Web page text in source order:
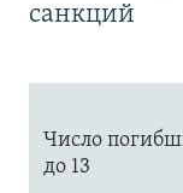
санкций